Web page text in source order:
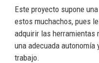
Este proyecto supone
estos muchachos, pues
adquirir las herramientas
una adecuada
trabajo.